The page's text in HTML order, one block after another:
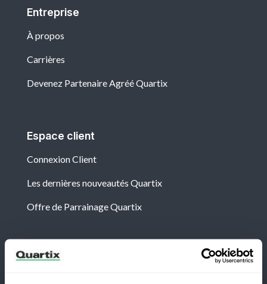
Entreprise
À propos
Carrières
Devenez Partenaire Agréé Quartix
Espace client
Connexion Client
Les dernières nouveautés Quartix
Offre de Parrainage Quartix
Newsletter